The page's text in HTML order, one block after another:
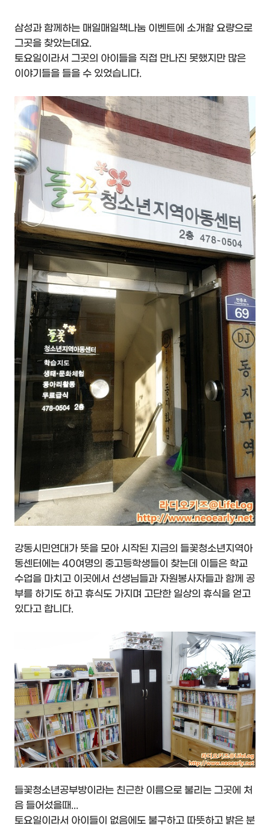
삼성과 함께하는 매일매일책나눔 이벤트에 소개할 요량으로
그곳을 찾았는데요.
토요일이라서 그곳의 아이들을 직접 만나진 못했지만 많은
이야기들을 들을 수 있었습니다.
강동시민연대가 뜻을 모아 시작된 지금의 들꽃청소년지역아
동센터에는 40여명의 중고등학생들이 찾는데 이들은 학교
수업을 마치고 이곳에서 선생님들과 자원봉사자들과 함께 공
부를 하기도 하고 휴식도 가지며 고단한 일상의 휴식을 얻고
있다고 합니다.
들꽃청소년공부방이라는 친근한 이름으로 불리는 그곳에 처
음 들어섰을때...
토요일이라서 아이들이 없음에도 불구하고 따뜻하고 밝은 분